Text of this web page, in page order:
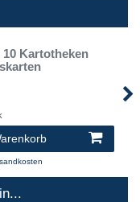
10 Kartotheken